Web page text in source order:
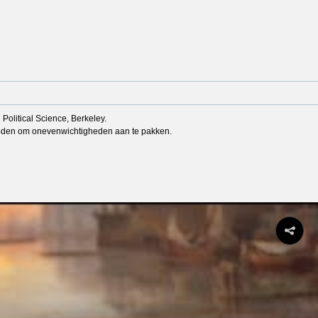
Science, Berkeley.
om onevenwichtigheden aan te pakken.